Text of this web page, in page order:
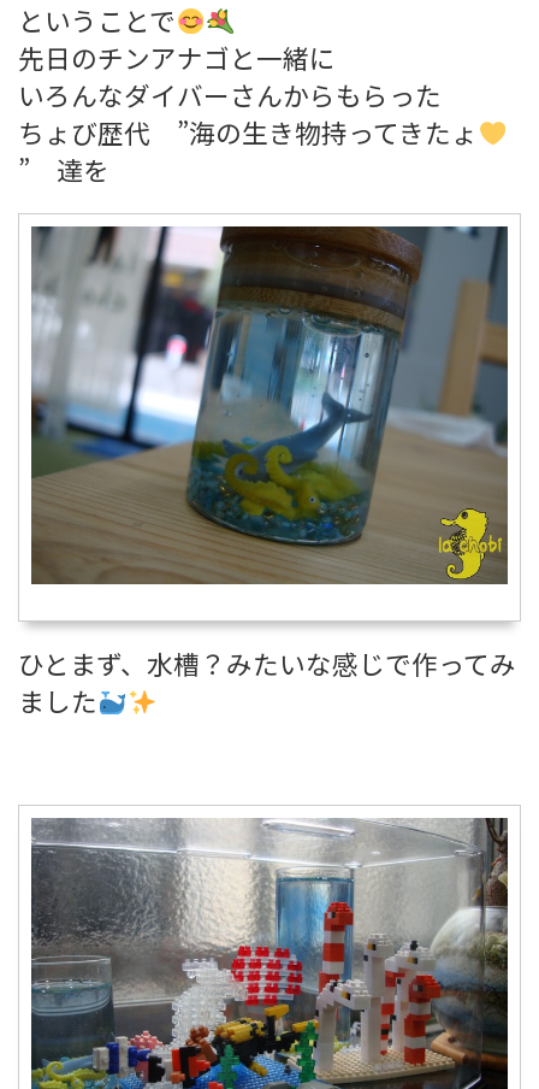
ということで
先日のチンアナゴと一緒に
いろんなダイバーさんからもらった
ちょび歴代 ”海の生き物持ってきたょ
” 達を
ひとまず、水槽？みたいな感じで作ってみ
ました